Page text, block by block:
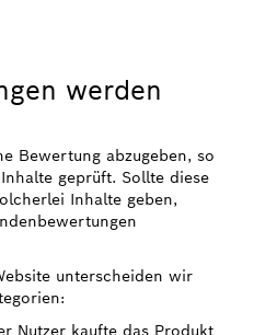
werden
Bewertung abzugeben, so
geprüft. Sollte diese
Inhalte geben,
unterscheiden wir
Nutzer kaufte das Produkt